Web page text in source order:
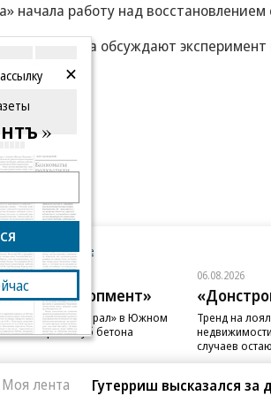
начала работу над восстановлением
власти снова обсуждают эксперимент
компаний Все
Девелопмент»
центре «Адмирал» в Южном
залит первый куб бетона
06.08.2026
Тренд на
случаев
Моя лента Гутерриш высказался